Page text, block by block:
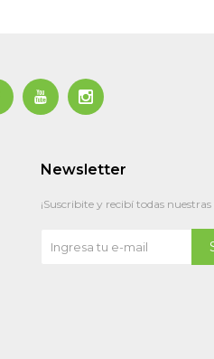
 
Newsletter
¡Suscribite y recibí todas nuestras